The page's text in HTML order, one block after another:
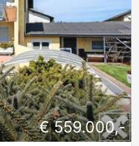
€ 559.000,-